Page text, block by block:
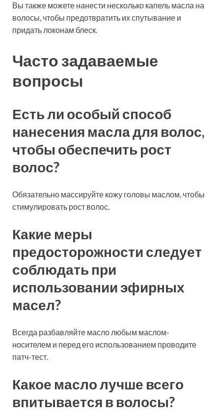
Вы также можете нанести несколько капель масла на
волосы, чтобы предотвратить их спутывание и
придать локонам блеск.
Часто задаваемые
вопросы
Есть ли особый способ
нанесения масла для волос,
чтобы обеспечить рост
волос?
Обязательно массируйте кожу головы маслом, чтобы
стимулировать рост волос.
Какие меры
предосторожности следует
соблюдать при
использовании эфирных
масел?
Всегда разбавляйте масло любым маслом-
носителем и перед его использованием проводите
патч-тест.
Какое масло лучше всего
впитывается в волосы?